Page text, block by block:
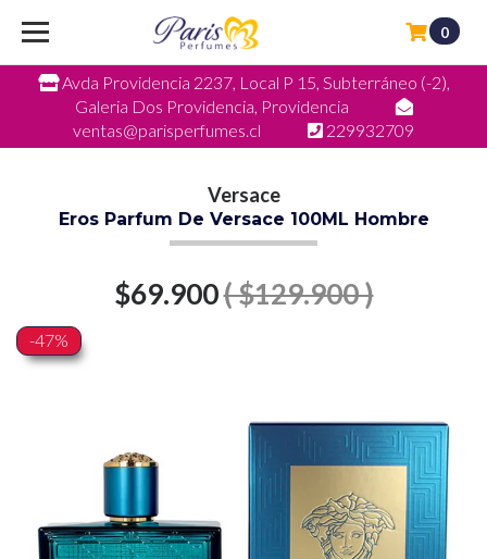
Avda Providencia 2237, Local P 15, Subterráneo (-2),
Galeria Dos Providencia, Providencia
ventas@parisperfumes.cl
229932709
0
Versace
Eros Parfum De Versace 100ML Hombre
$69.900( $129.900 )
-47%